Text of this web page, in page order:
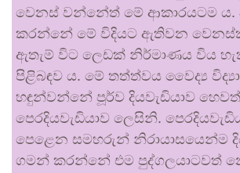
වෙනස් වන්නේත් මේ ආකාරයටම ය.
කරන්නේ මේ විදියට ඇතිවන
ඇතැම් විට ලෙඩක් නිර්මාණය විය
පිළිබඳව ය. මේ තත්ත්වය වෛද්‍ය
හඳුන්වන්නේ පූර්ව දියවැඩියාව හෙවත්
පෙරදියවැඩියාව ලෙසිනි.
පෙළෙන සමහරුන් නිරායාසයෙන්ම
ගමන් කරන්නේ එම පුද්ගලයාටවත්